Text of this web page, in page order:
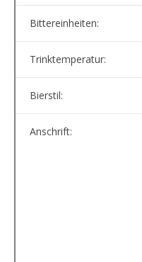
Bittereinheiten:
Trinktemperatur:
Bierstil:
Anschrift: